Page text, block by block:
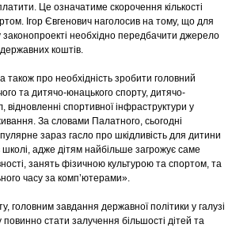
Це означатиме скорочення кількості
Ігор Євгенович наголосив на тому, що для
законопроекті необхідно передбачити джерело
коштів.
також про необхідність зробити головний
та дитячо-юнацького спорту, дитячо-
відновленні спортивної інфраструктури у
За словами Палатного, сьогодні
зараз гасло про шкідливість для дитини
школі, адже дітям найбільше загрожує саме
занять фізичною культурою та спортом, та
часу за комп’ютерами».
головним завдання державної політики у галузі
повинно стати залучення більшості дітей та